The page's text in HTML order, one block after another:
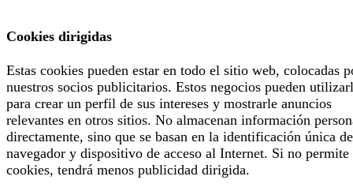
Cookies dirigidas
Estas cookies pueden estar en todo el sitio web, colocadas
nuestros socios publicitarios. Estos negocios pueden
para crear un perfil de sus intereses y mostrarle anuncios
relevantes en otros sitios. No almacenan información
directamente, sino que se basan en la identificación única
navegador y dispositivo de acceso al Internet. Si no permite
cookies, tendrá menos publicidad dirigida.